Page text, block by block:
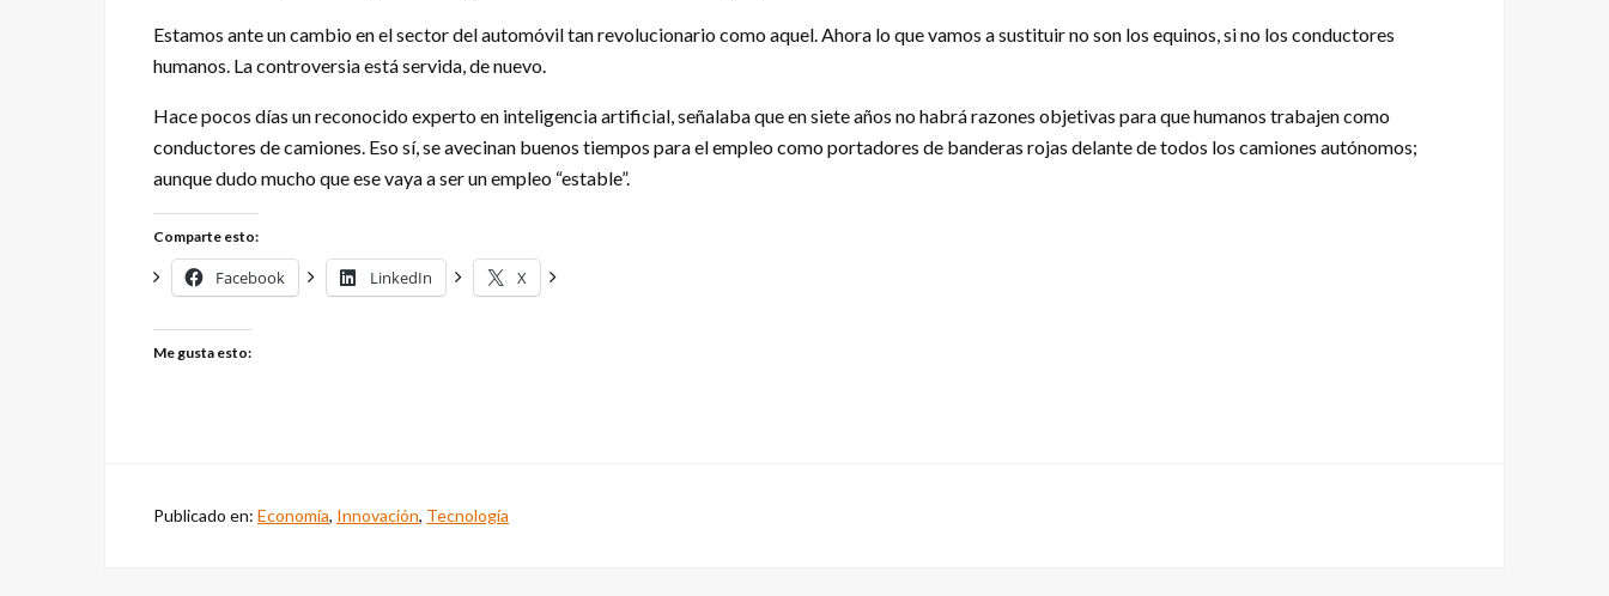
Estamos ante un cambio en el sector del automóvil tan revolucionario como aquel. Ahora lo que vamos a sustituir no son los equinos, si no los conductores
humanos. La controversia está servida, de nuevo.
Hace pocos días un reconocido experto en inteligencia artificial, señalaba que en siete años no habrá razones objetivas para que humanos trabajen como
conductores de camiones. Eso sí, se avecinan buenos tiempos para el empleo como portadores de banderas rojas delante de todos los camiones autónomos;
aunque dudo mucho que ese vaya a ser un empleo “estable”.
Comparte esto:
Facebook LinkedIn X
Me gusta esto:
Publicado en: Economía, Innovación, Tecnología